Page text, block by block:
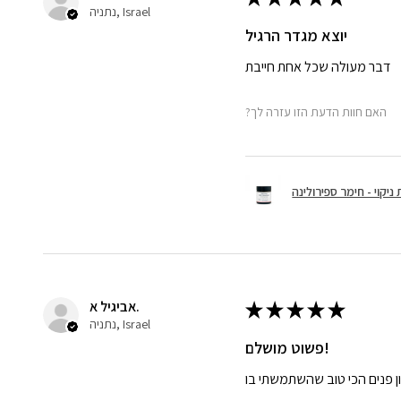
נתניה, Israel
יוצא מגדר הרגיל
דבר מעולה שכל אחת חייבת
?האם חוות הדעת הזו עזרה לך
- חימר ספירולינה
אביגיל א.
נתניה, Israel
★★★★★
פשוט מושלם!
פנים הכי טוב שהשתמשתי בו